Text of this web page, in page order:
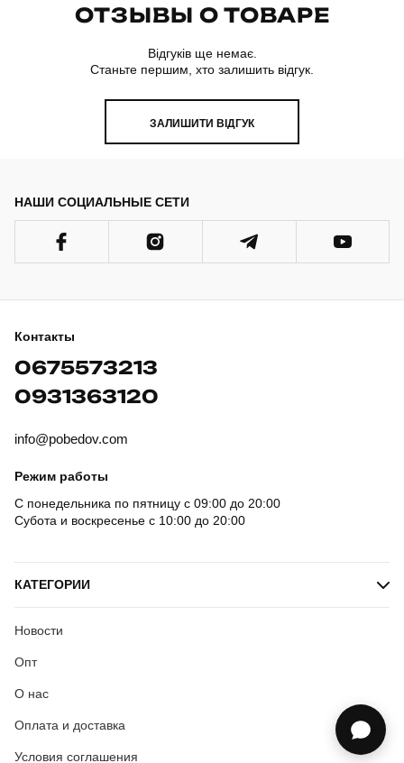
ОТЗЫВЫ О ТОВАРЕ
Відгуків ще немає.
Станьте першим, хто залишить відгук.
ЗАЛИШИТИ ВІДГУК
НАШИ СОЦИАЛЬНЫЕ СЕТИ
Контакты
0675573213
0931363120
info@pobedov.com
Режим работы
С понедельника по пятницу с 09:00 до 20:00
Субота и воскресенье с 10:00 до 20:00
КАТЕГОРИИ
Новости
Опт
О нас
Оплата и доставка
Условия соглашения